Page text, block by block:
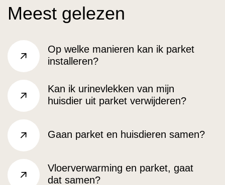
Meest gelezen
rechts
Op welke manieren kan ik parket
installeren?
rechts
Kan ik urinevlekken van mijn
huisdier uit parket verwijderen?
rechts
Gaan parket en huisdieren samen?
rechts
Vloerverwarming en parket, gaat
dat samen?